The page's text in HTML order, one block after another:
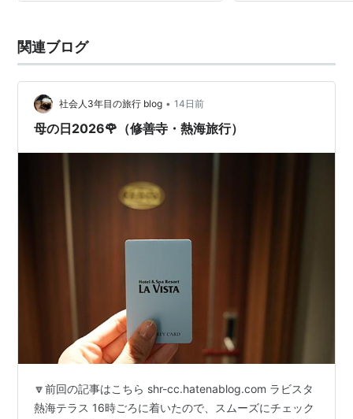
関連ブログ
社会人3年目の旅行 blog • 14日前
母の日2026🌹（修善寺・熱海旅行）
🔽前回の記事はこちら shr-cc.hatenablog.com ラビスタ
熱海テラス 16時ごろに着いたので、スムーズにチェック